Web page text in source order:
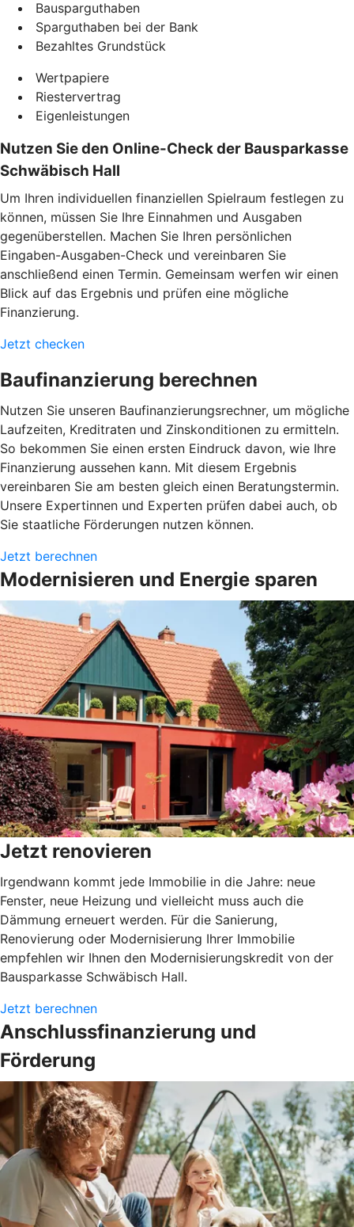
Bausparguthaben
Sparguthaben bei der Bank
Bezahltes Grundstück
Wertpapiere
Riestervertrag
Eigenleistungen
Nutzen Sie den Online-Check der Bausparkasse
Schwäbisch Hall
Um Ihren individuellen finanziellen Spielraum festlegen zu
können, müssen Sie Ihre Einnahmen und Ausgaben
gegenüberstellen. Machen Sie Ihren persönlichen
Eingaben-Ausgaben-Check und vereinbaren Sie
anschließend einen Termin. Gemeinsam werfen wir einen
Blick auf das Ergebnis und prüfen eine mögliche
Finanzierung.
Jetzt checken
Baufinanzierung berechnen
Nutzen Sie unseren Baufinanzierungsrechner, um mögliche
Laufzeiten, Kreditraten und Zinskonditionen zu ermitteln.
So bekommen Sie einen ersten Eindruck davon, wie Ihre
Finanzierung aussehen kann. Mit diesem Ergebnis
vereinbaren Sie am besten gleich einen Beratungstermin.
Unsere Expertinnen und Experten prüfen dabei auch, ob
Sie staatliche Förderungen nutzen können.
Jetzt berechnen
Modernisieren und Energie sparen
Jetzt renovieren
Irgendwann kommt jede Immobilie in die Jahre: neue
Fenster, neue Heizung und vielleicht muss auch die
Dämmung erneuert werden. Für die Sanierung,
Renovierung oder Modernisierung Ihrer Immobilie
empfehlen wir Ihnen den Modernisierungskredit von der
Bausparkasse Schwäbisch Hall.
Jetzt berechnen
Anschlussfinanzierung und
Förderung